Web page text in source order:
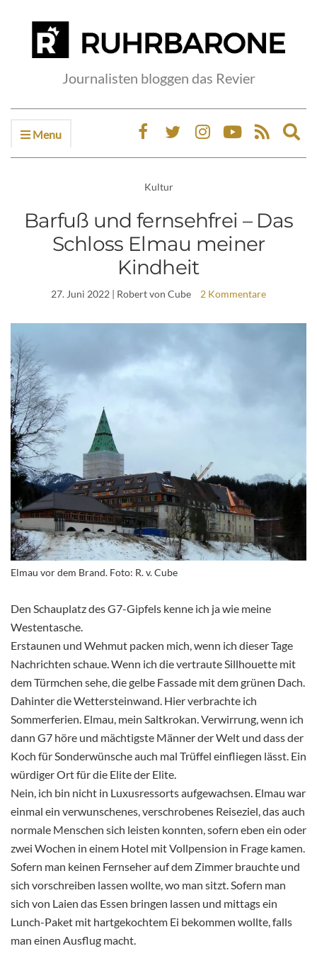
Journalisten bloggen das Revier
Menu
Kultur
Barfuß und fernsehfrei – Das
Schloss Elmau meiner
Kindheit
27. Juni 2022 | Robert von Cube 2 Kommentare
Elmau vor dem Brand. Foto: R. v. Cube
Den Schauplatz des G7-Gipfels kenne ich ja wie meine
Westentasche.
Erstaunen und Wehmut packen mich, wenn ich dieser Tage
Nachrichten schaue. Wenn ich die vertraute Sillhouette mit
dem Türmchen sehe, die gelbe Fassade mit dem grünen Dach.
Dahinter die Wettersteinwand. Hier verbrachte ich
Sommerferien. Elmau, mein Saltkrokan. Verwirrung, wenn ich
dann G7 höre und mächtigste Männer der Welt und dass der
Koch für Sonderwünsche auch mal Trüffel einfliegen lässt. Ein
würdiger Ort für die Elite der Elite.
Nein, ich bin nicht in Luxusressorts aufgewachsen. Elmau war
einmal ein verwunschenes, verschrobenes Reiseziel, das auch
normale Menschen sich leisten konnten, sofern eben ein oder
zwei Wochen in einem Hotel mit Vollpension in Frage kamen.
Sofern man keinen Fernseher auf dem Zimmer brauchte und
sich vorschreiben lassen wollte, wo man sitzt. Sofern man
sich von Laien das Essen bringen lassen und mittags ein
Lunch-Paket mit hartgekochtem Ei bekommen wollte, falls
man einen Ausflug macht.